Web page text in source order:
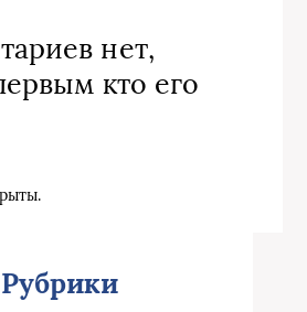
нет,
кто его
Рубрики